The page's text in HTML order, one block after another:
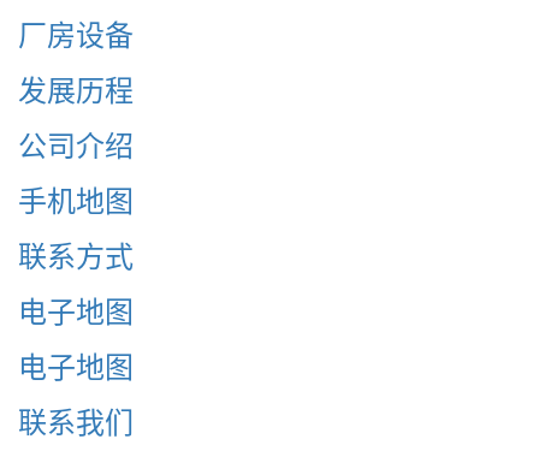
厂房设备
发展历程
公司介绍
手机地图
联系方式
电子地图
电子地图
联系我们